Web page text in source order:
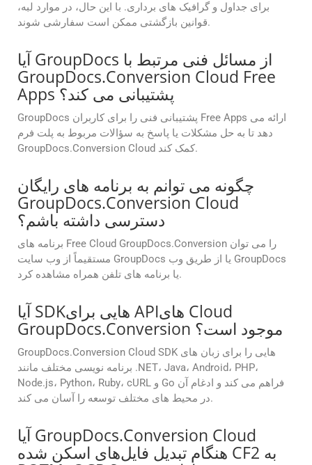
برای جداول و گرافیک های برداری. با این حال، در موارد لبه،
قوانین بازگشتی ممکن است سفارشی شوند.
آیا GroupDocs از مسائل فنی مرتبط با
GroupDocs.Conversion Cloud Free
Apps پشتیبانی می کند؟
GroupDocs پشتیبانی فنی را برای کاربران Free Apps ارائه می
دهد تا به حل مشکلات یا پاسخ به سؤالات مربوط به پلت فرم
GroupDocs.Conversion Cloud کمک کند.
چگونه می توانم به برنامه های رایگان
GroupDocs.Conversion Cloud
دسترسی داشته باشم؟
برنامه های Free Cloud GroupDocs.Conversion را می توان
مستقیماً از وب سایت GroupDocs یا از طریق وب GroupDocs
یا برنامه های تلفن همراه مشاهده کرد.
آیا SDKهایی برای APIهای Cloud
GroupDocs.Conversion موجود است؟
GroupDocs.Conversion Cloud SDK هایی را برای زبان های
برنامه نویسی مختلف مانند .NET، Java، Android، PHP،
Node.js، Python، Ruby، cURL و Go فراهم می کند و ادغام آن
در محیط های مختلف توسعه را آسان می کند.
آیا GroupDocs.Conversion Cloud
هنگام تبدیل فایل‌های اسکن شده CF2 به